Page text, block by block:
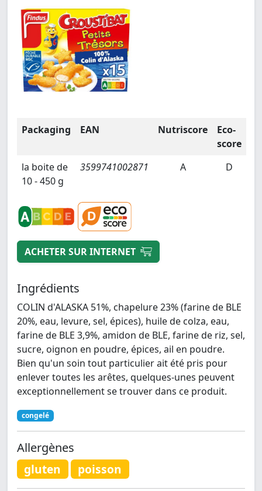
Packaging EAN Nutriscore
Eco-
score
la boite de
10 - 450 g
3599741002871 A D
ACHETER SUR INTERNET
Ingrédients
COLIN d'ALASKA 51%, chapelure 23% (farine de BLE
20%, eau, levure, sel, épices), huile de colza, eau,
farine de BLE 3,9%, amidon de BLE, farine de riz, sel,
sucre, oignon en poudre, épices, ail en poudre.
Bien qu'un soin tout particulier ait été pris pour
enlever toutes les arêtes, quelques-unes peuvent
exceptionnellement se trouver dans ce produit.
congelé
Allergènes
gluten
poisson